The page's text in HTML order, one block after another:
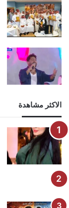
الاكثر مشاهدة